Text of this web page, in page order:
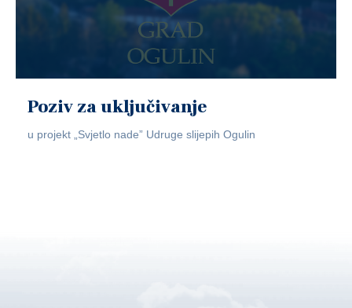
Poziv za uključivanje
u projekt „Svjetlo nade” Udruge slijepih Ogulin